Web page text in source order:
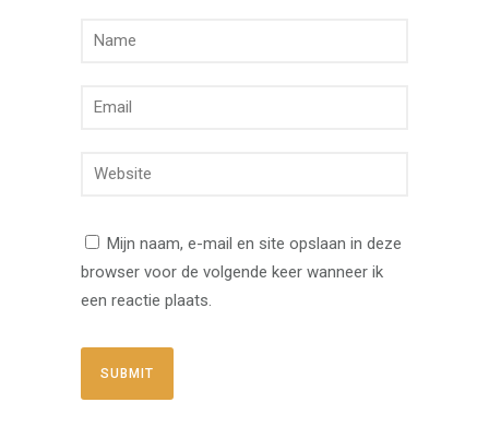
Mijn naam, e-mail en site opslaan in deze
browser voor de volgende keer wanneer ik
een reactie plaats.